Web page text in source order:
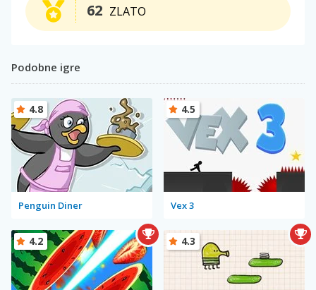
ZLATO
62
Podobne igre
Penguin Diner
4.8
Vex 3
4.5
4.2 4.3